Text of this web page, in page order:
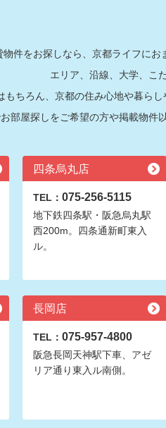
物件をお探しなら、京都ライフに
エリア、沿線、大学、こ
もちろん、京都の住み心地や暮ら
部屋探しをご希望の方や掲載物件
四条烏丸店
TEL： 075-256-5115
地下鉄四条駅・阪急烏丸駅
西200m。四条通新町東入
ル。
長岡店
TEL： 075-957-4800
阪急長岡天神駅下車、アゼ
リア通り東入ル南側。